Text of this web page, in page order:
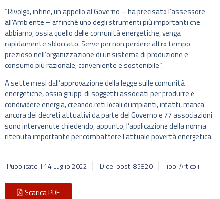
“Rivolgo, infine, un appello al Governo – ha precisato l’assessore
all’Ambiente – affinché uno degli strumenti più importanti che
abbiamo, ossia quello delle comunità energetiche, venga
rapidamente sbloccato. Serve per non perdere altro tempo
prezioso nell’organizzazione di un sistema di produzione e
consumo più razionale, conveniente e sostenibile”.
A sette mesi dall’approvazione della legge sulle comunità
energetiche, ossia gruppi di soggetti associati per produrre e
condividere energia, creando reti locali di impianti, infatti, manca
ancora dei decreti attuativi da parte del Governo e 77 associazioni
sono intervenute chiedendo, appunto, l’applicazione della norma
ritenuta importante per combattere l’attuale povertà energetica.
Pubblicato il 14 Luglio 2022 ID del post: 85820 Tipo: Articoli
Scarica PDF